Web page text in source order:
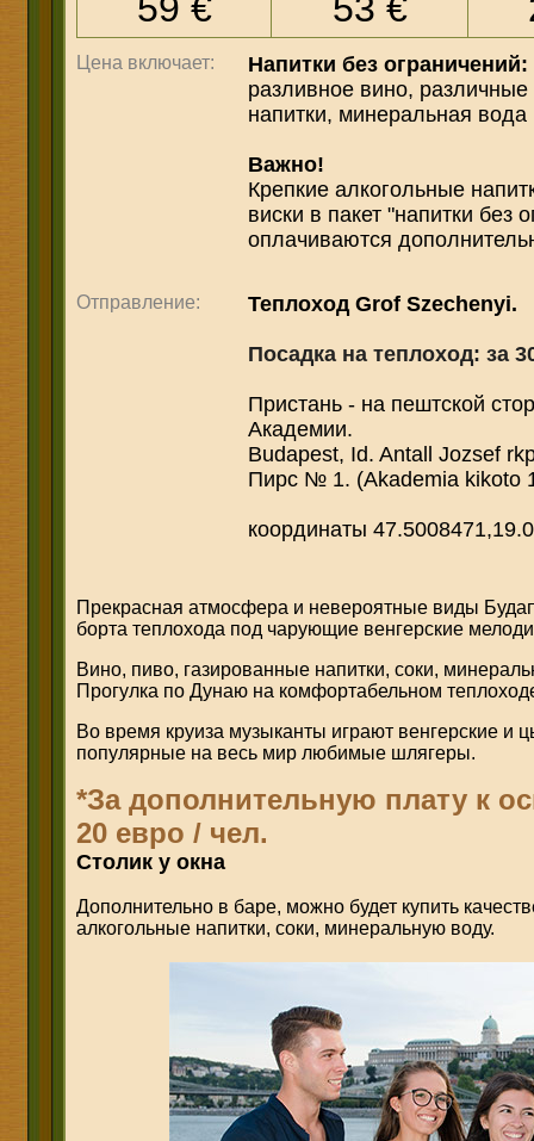
Цена включает:
Напитки без ограничений:
разливное вино,
напитки, минеральная вода
Важно!
Крепкие алкогольные
виски в пакет "напитки без
оплачиваются
Отправление: Теплоход Grоf Szеchеnyi.
Посадка на теплоход: за
Пристань - на пештской
Академии.
Budapest, Id. Antall Jоzsef
Пирс № 1. (Akadеmia kikoto
координаты
Прекрасная атмосфера и невероятные виды
борта теплохода под чарующие венгерские
Вино, пиво, газированные напитки, соки,
Прогулка по Дунаю на комфортабельном
Во время круиза музыканты играют венгерские и
популярные на весь мир любимые шлягеры.
*За дополнительную плату к
20 евро / чел.
Столик у окна
Дополнительно в баре, можно будет купить
алкогольные напитки, соки, минеральную воду.